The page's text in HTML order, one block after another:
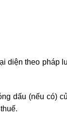
diện theo pháp
dấu (nếu có)